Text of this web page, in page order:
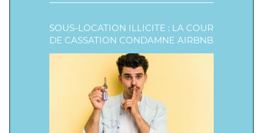
SOUS-LOCATION ILLICITE : LA COUR
DE CASSATION CONDAMNE AIRBNB